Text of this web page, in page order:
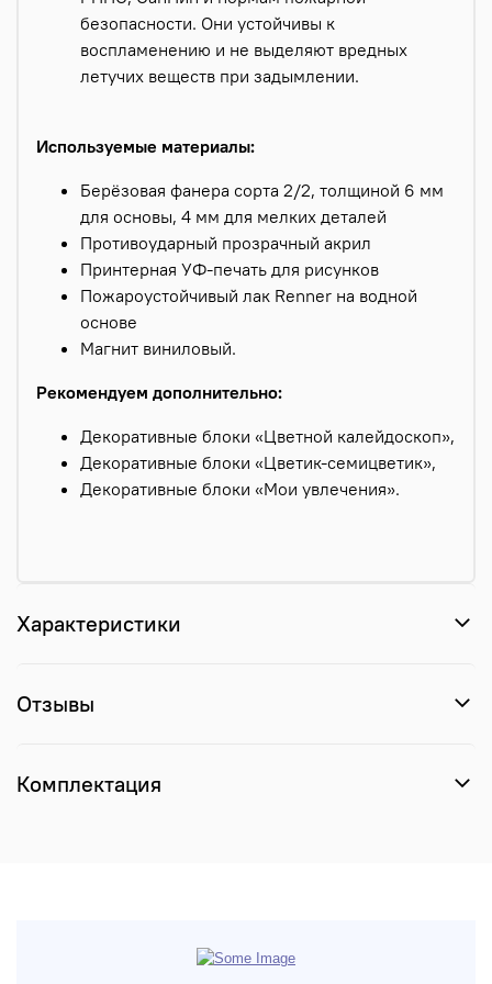
безопасности. Они устойчивы к
воспламенению и не выделяют вредных
летучих веществ при задымлении.
Используемые материалы:
Берёзовая фанера сорта 2/2, толщиной 6 мм
для основы, 4 мм для мелких деталей
Противоударный прозрачный акрил
Принтерная УФ-печать для рисунков
Пожароустойчивый лак Renner на водной
основе
Магнит виниловый.
Рекомендуем дополнительно:
Декоративные блоки «Цветной калейдоскоп»,
Декоративные блоки «Цветик-семицветик»,
Декоративные блоки «Мои увлечения».
Характеристики
Отзывы
Комплектация